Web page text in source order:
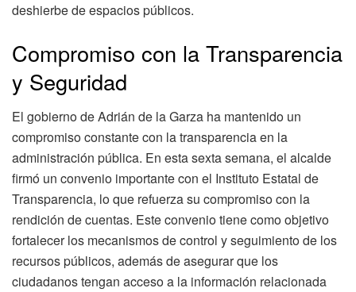
deshierbe de espacios públicos.
Compromiso con la Transparencia
y Seguridad
El gobierno de Adrián de la Garza ha mantenido un
compromiso constante con la transparencia en la
administración pública. En esta sexta semana, el alcalde
firmó un convenio importante con el Instituto Estatal de
Transparencia, lo que refuerza su compromiso con la
rendición de cuentas. Este convenio tiene como objetivo
fortalecer los mecanismos de control y seguimiento de los
recursos públicos, además de asegurar que los
ciudadanos tengan acceso a la información relacionada